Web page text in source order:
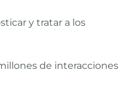
y tratar a los
de interacciones